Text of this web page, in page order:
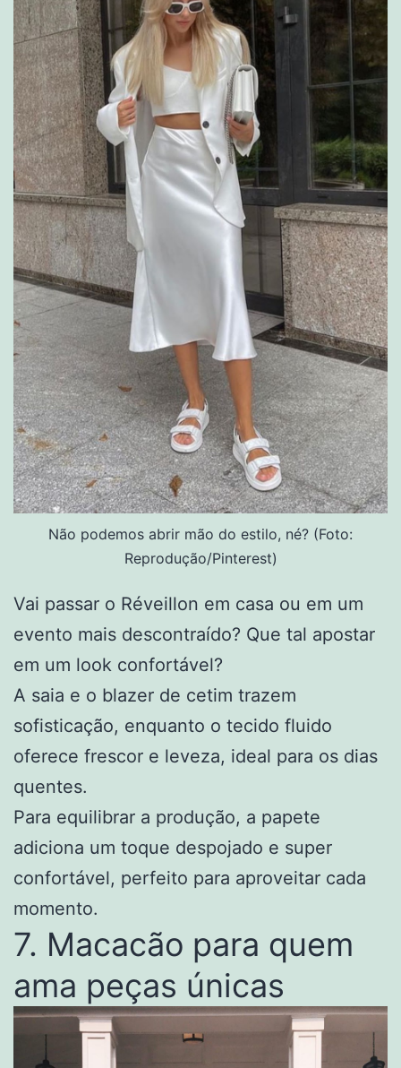
Não podemos abrir mão do estilo, né? (Foto:
Reprodução/Pinterest)
Vai passar o Réveillon em casa ou em um
evento mais descontraído? Que tal apostar
em um look confortável?
A saia e o blazer de cetim trazem
sofisticação, enquanto o tecido fluido
oferece frescor e leveza, ideal para os dias
quentes.
Para equilibrar a produção, a papete
adiciona um toque despojado e super
confortável, perfeito para aproveitar cada
momento.
7. Macacão para quem
ama peças únicas